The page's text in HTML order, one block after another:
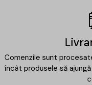
Comenzile sunt
încât produsele să